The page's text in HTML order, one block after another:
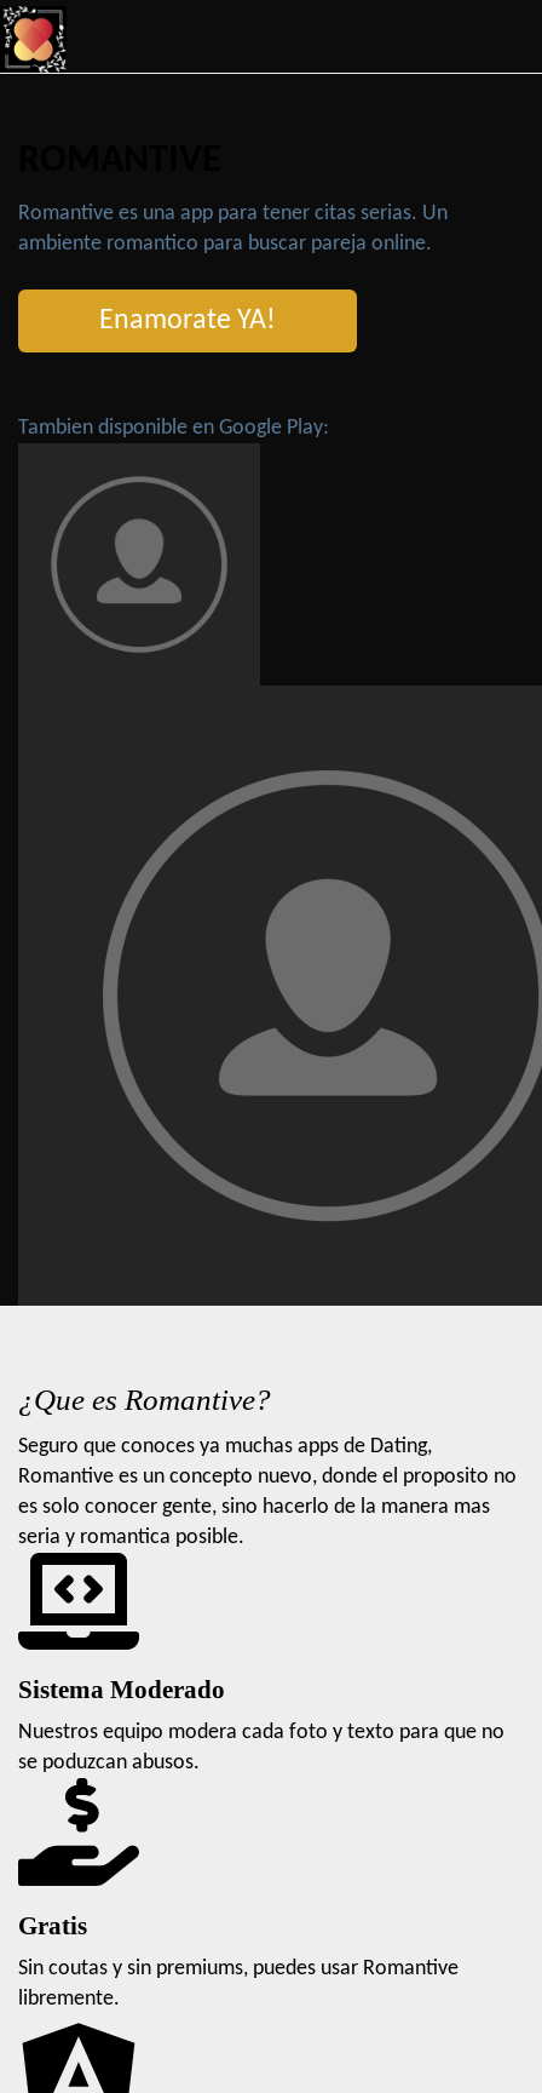
Romantive es una app para tener citas serias. Un
ambiente romantico para buscar pareja online.
Enamorate YA!
Tambien disponible en Google Play:
¿Que es Romantive?
Seguro que conoces ya muchas apps de Dating,
Romantive es un concepto nuevo, donde el proposito no
es solo conocer gente, sino hacerlo de la manera mas
seria y romantica posible.
Sistema Moderado
Nuestros equipo modera cada foto y texto para que no
se poduzcan abusos.
Gratis
Sin coutas y sin premiums, puedes usar Romantive
libremente.